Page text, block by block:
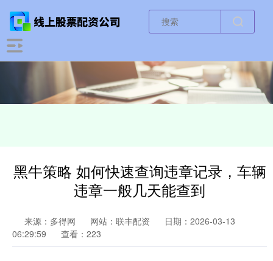
黑牛策略 如何快速查询违章记录，车辆
违章一般几天能查到
来源：多得网 网站：联丰配资
日期：2026-03-13
06:29:59
查看：223